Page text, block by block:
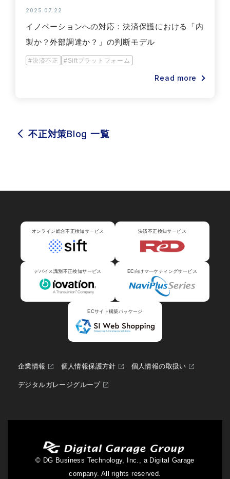
2025.07.22
イノベーションへの対応：決済保護における「内
製か？外部調達か？」の判断モデル
#決済不正 #Siftプラットフォーム
Read more
不正対策Blog 一覧
オンライン総合不正検知サービス 決済不正検知サービス
デバイス識別不正検知サービス EC向けマーケティングサービス
ECサイト構築パッケージ
企業情報 個人情報保護方針 個人情報の取扱い
デジタルガレージグループ
© DG Business Technology, Inc., a Digital Garage
company. All rights reserved.